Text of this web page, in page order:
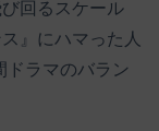
回るスケール
』にハマった人
ドラマのバラン